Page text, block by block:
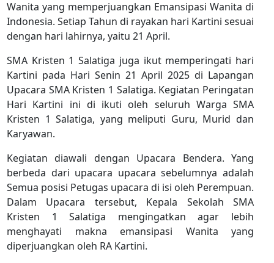
Wanita yang memperjuangkan Emansipasi Wanita di
Indonesia. Setiap Tahun di rayakan hari Kartini sesuai
dengan hari lahirnya, yaitu 21 April.
SMA Kristen 1 Salatiga juga ikut memperingati hari
Kartini pada Hari Senin 21 April 2025 di Lapangan
Upacara SMA Kristen 1 Salatiga. Kegiatan Peringatan
Hari Kartini ini di ikuti oleh seluruh Warga SMA
Kristen 1 Salatiga, yang meliputi Guru, Murid dan
Karyawan.
Kegiatan diawali dengan Upacara Bendera. Yang
berbeda dari upacara upacara sebelumnya adalah
Semua posisi Petugas upacara di isi oleh Perempuan.
Dalam Upacara tersebut, Kepala Sekolah SMA
Kristen 1 Salatiga mengingatkan agar lebih
menghayati makna emansipasi Wanita yang
diperjuangkan oleh RA Kartini.